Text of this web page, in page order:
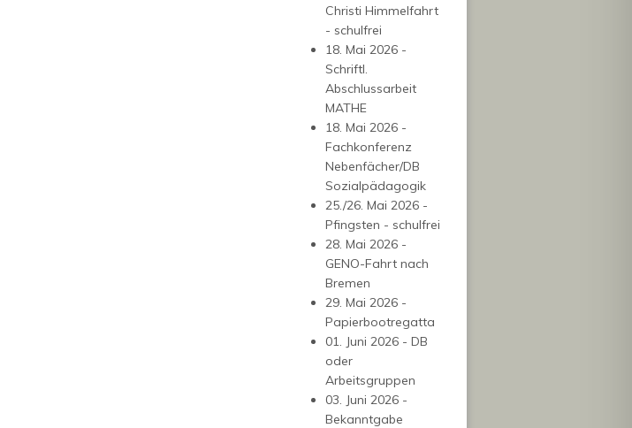
Christi Himmelfahrt
- schulfrei
18. Mai 2026 -
Schriftl.
Abschlussarbeit
MATHE
18. Mai 2026 -
Fachkonferenz
Nebenfächer/DB
Sozialpädagogik
25./26. Mai 2026 -
Pfingsten - schulfrei
28. Mai 2026 -
GENO-Fahrt nach
Bremen
29. Mai 2026 -
Papierbootregatta
01. Juni 2026 - DB
oder
Arbeitsgruppen
03. Juni 2026 -
Bekanntgabe